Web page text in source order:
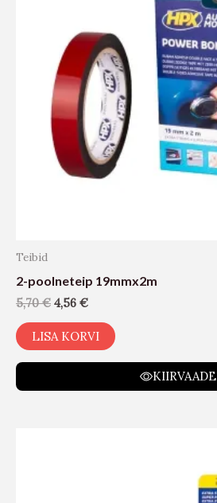
Teibid
2-poolneteip 19mmx2m
5,70€ 4,56 €
LISA KORVI
KIIRVAADE